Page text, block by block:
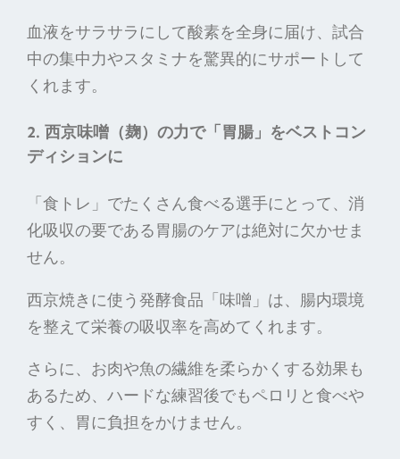
血液をサラサラにして酸素を全身に届け、試合
中の集中力やスタミナを驚異的にサポートして
くれます。
2. 西京味噌（麹）の力で「胃腸」をベストコン
ディションに
「食トレ」でたくさん食べる選手にとって、消
化吸収の要である胃腸のケアは絶対に欠かせま
せん。
西京焼きに使う発酵食品「味噌」は、腸内環境
を整えて栄養の吸収率を高めてくれます。
さらに、お肉や魚の繊維を柔らかくする効果も
あるため、ハードな練習後でもペロリと食べや
すく、胃に負担をかけません。